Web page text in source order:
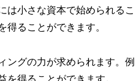
は小さな資本で始められるこ
ることができます。
ングの力が求められます。例
得ることができます。